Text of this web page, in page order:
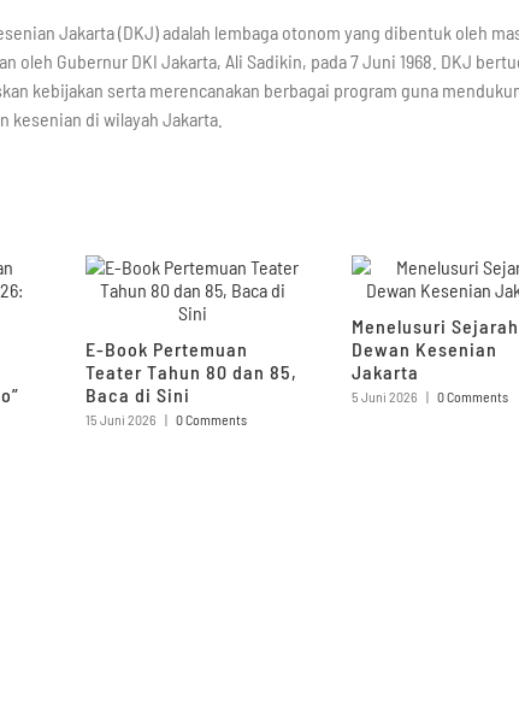
Jakarta (DKJ) adalah lembaga otonom yang dibentuk oleh
oleh Gubernur DKI Jakarta, Ali Sadikin, pada 7 Juni 1968. DKJ
kebijakan serta merencanakan berbagai program guna
kesenian di wilayah Jakarta.
E-Book Pertemuan
Teater Tahun 80 dan 85,
Baca di Sini
15 Juni 2026 | 0 Comments
Menelusuri Sejarah
Dewan Kesenian
Jakarta
5 Juni 2026 | 0 Comments